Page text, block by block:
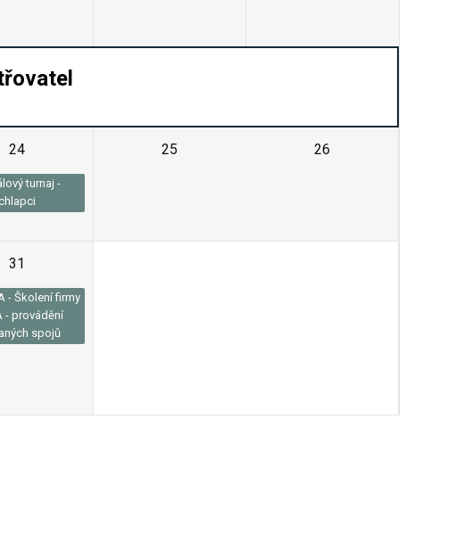
24
turnaj -
chlapci
25 26
31
- Školení firmy
- provádění
spojů